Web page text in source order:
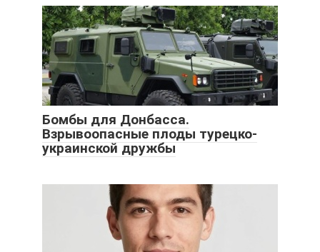
Бомбы для Донбасса.
Взрывоопасные плоды турецко-
украинской дружбы